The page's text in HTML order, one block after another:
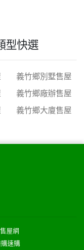
型快選
義竹鄉別墅售屋
義竹鄉廠辦售屋
義竹鄉大廈售屋
屋網
速購